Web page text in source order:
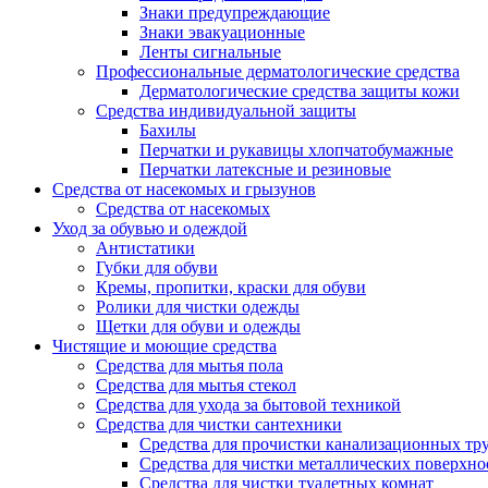
Знаки предупреждающие
Знаки эвакуационные
Ленты сигнальные
Профессиональные дерматологические средства
Дерматологические средства защиты кожи
Средства индивидуальной защиты
Бахилы
Перчатки и рукавицы хлопчатобумажные
Перчатки латексные и резиновые
Средства от насекомых и грызунов
Средства от насекомых
Уход за обувью и одеждой
Антистатики
Губки для обуви
Кремы, пропитки, краски для обуви
Ролики для чистки одежды
Щетки для обуви и одежды
Чистящие и моющие средства
Средства для мытья пола
Средства для мытья стекол
Средства для ухода за бытовой техникой
Средства для чистки сантехники
Средства для прочистки канализационных
Средства для чистки металлических
Средства для чистки туалетных комнат